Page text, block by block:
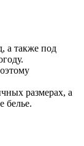
а также под
размерах, а
белье.